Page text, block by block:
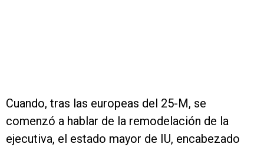
Cuando, tras las europeas del 25-M, se
comenzó a hablar de la remodelación de la
ejecutiva, el estado mayor de IU, encabezado